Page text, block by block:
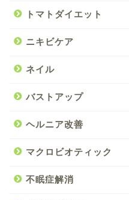
トマトダイエット
ニキビケア
ネイル
バストアップ
ヘルニア改善
マクロビオティック
不眠症解消